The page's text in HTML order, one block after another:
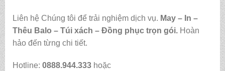
Liên hệ Chúng tôi để trải nghiệm dịch vụ. May – In –
Thêu Balo – Túi xách – Đồng phục trọn gói. Hoàn
hảo đến từng chi tiết.
Hotline: 0888.944.333hoặc